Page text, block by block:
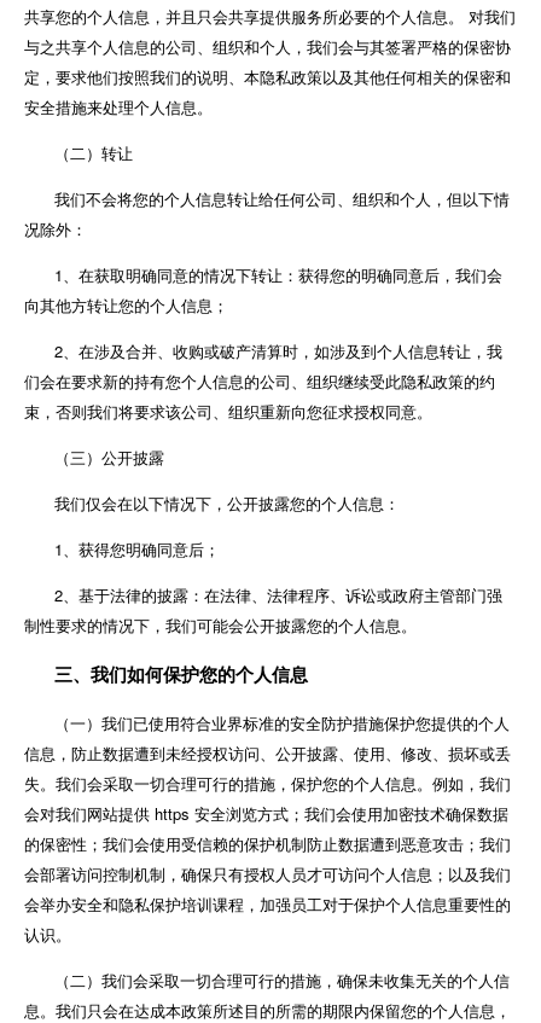
共享您的个人信息，并且只会共享提供服务所必要的个人信息。 对我们
与之共享个人信息的公司、组织和个人，我们会与其签署严格的保密协
定，要求他们按照我们的说明、本隐私政策以及其他任何相关的保密和
安全措施来处理个人信息。
（二）转让
我们不会将您的个人信息转让给任何公司、组织和个人，但以下情
况除外：
1、在获取明确同意的情况下转让：获得您的明确同意后，我们会
向其他方转让您的个人信息；
2、在涉及合并、收购或破产清算时，如涉及到个人信息转让，我
们会在要求新的持有您个人信息的公司、组织继续受此隐私政策的约
束，否则我们将要求该公司、组织重新向您征求授权同意。
（三）公开披露
我们仅会在以下情况下，公开披露您的个人信息：
1、获得您明确同意后；
2、基于法律的披露：在法律、法律程序、诉讼或政府主管部门强
制性要求的情况下，我们可能会公开披露您的个人信息。
三、我们如何保护您的个人信息
（一）我们已使用符合业界标准的安全防护措施保护您提供的个人
信息，防止数据遭到未经授权访问、公开披露、使用、修改、损坏或丢
失。我们会采取一切合理可行的措施，保护您的个人信息。例如，我们
会对我们网站提供 https 安全浏览方式；我们会使用加密技术确保数据
的保密性；我们会使用受信赖的保护机制防止数据遭到恶意攻击；我们
会部署访问控制机制，确保只有授权人员才可访问个人信息；以及我们
会举办安全和隐私保护培训课程，加强员工对于保护个人信息重要性的
认识。
（二）我们会采取一切合理可行的措施，确保未收集无关的个人信
息。我们只会在达成本政策所述目的所需的期限内保留您的个人信息，